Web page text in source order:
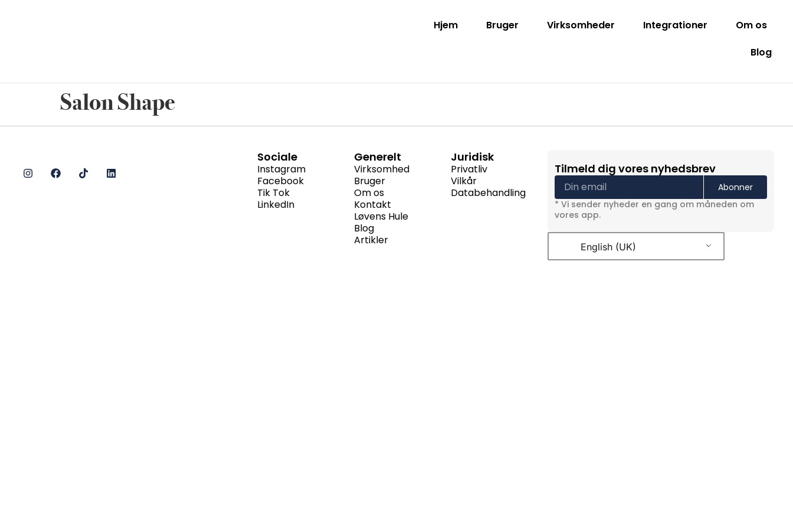
Hjem Bruger Virksomheder Integrationer
Om os
Blog
Salon Shape
Sociale
Instagram
Facebook
Tik Tok
LinkedIn
Generelt
Virksomhed
Bruger
Om os
Kontakt
Løvens Hule
Blog
Artikler
Juridisk
Privatliv
Vilkår
Databehandling
Tilmeld dig vores nyhedsbrev
Abonner
* Vi sender nyheder en gang om måneden om
vores app.
English (UK)